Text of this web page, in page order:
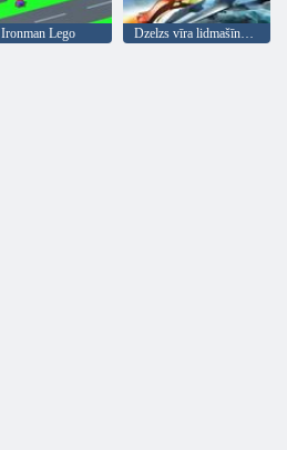
Ironman Lego Dzelzs vīra lidmašīnu karš